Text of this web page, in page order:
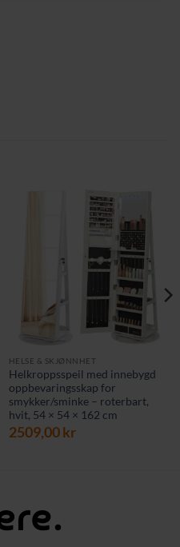
HELSE & SKJØNNHET
Helkroppsspeil med innebygd
oppbevaringsskap for
smykker/sminke – roterbart,
hvit, 54 × 54 × 162 cm
2509,00kr